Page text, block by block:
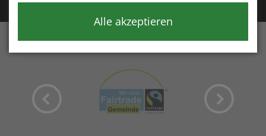
Alle akzeptieren